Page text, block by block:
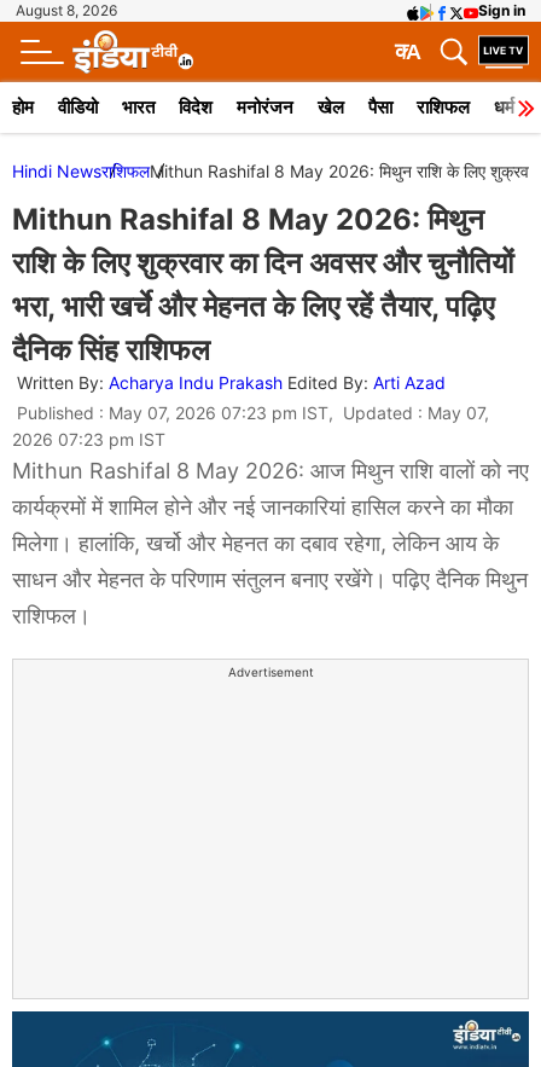
August 8, 2026 Sign in
A
क
होम वीडियो भारत विदेश मनोरंजन खेल पैसा राशिफल धर्म
Hindi NewsराशिफलMithun Rashifal 8 May 2026: मिथुन राशि के लिए शुक्रवार
Mithun Rashifal 8 May 2026: मिथुन
राशि के लिए शुक्रवार का दिन अवसर और चुनौतियों
भरा, भारी खर्चे और मेहनत के लिए रहें तैयार, पढ़िए
दैनिक सिंह राशिफल
Written By: Acharya Indu Prakash Edited By: Arti Azad
Published : May 07, 2026 07:23 pm IST, Updated : May 07,
2026 07:23 pm IST
Mithun Rashifal 8 May 2026: आज मिथुन राशि वालों को नए
कार्यक्रमों में शामिल होने और नई जानकारियां हासिल करने का मौका
मिलेगा। हालांकि, खर्चो और मेहनत का दबाव रहेगा, लेकिन आय के
साधन और मेहनत के परिणाम संतुलन बनाए रखेंगे। पढ़िए दैनिक मिथुन
राशिफल।
Advertisement